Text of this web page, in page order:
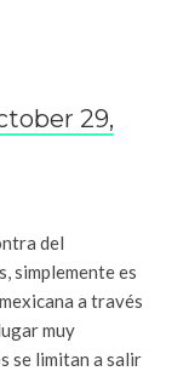
29,
del
simplemente es
a través
muy
se limitan a salir